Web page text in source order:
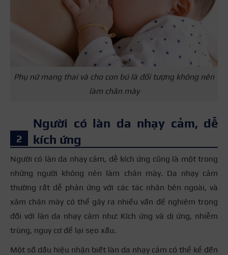
Phụ nữ mang thai và cho con bú là đối tượng không nên
làm chân mày
Người có làn da nhạy cảm, dễ
kích ứng
Người có làn da nhạy cảm, dễ kích ứng cũng là một trong
những người không nên làm chân mày. Da nhạy cảm
thường rất dễ phản ứng với các tác nhân bên ngoài, và
xăm chân mày có thể gây ra nhiều vấn đề nghiêm trọng
đối với làn da nhạy cảm như: Kích ứng và dị ứng, nhiễm
trùng, nguy cơ để lại sẹo xấu.
Một số dấu hiệu nhận biết làn da nhạy cảm có thể kể đến